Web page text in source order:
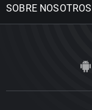
SOBRE NOSOTROS